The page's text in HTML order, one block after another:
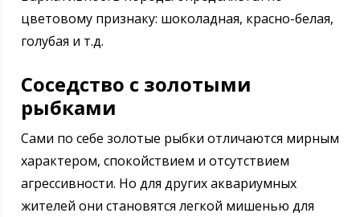
цветовому признаку: шоколадная, красно-белая,
голубая и т.д.
Соседство с золотыми
рыбками
Сами по себе золотые рыбки отличаются мирным
характером, спокойствием и отсутствием
агрессивности. Но для других аквариумных
жителей они становятся легкой мишенью для